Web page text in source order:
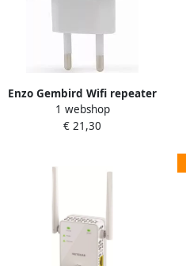
Enzo Gembird Wifi repeater
300 Mbps wit 9510394
1 webshop
€ 21,30